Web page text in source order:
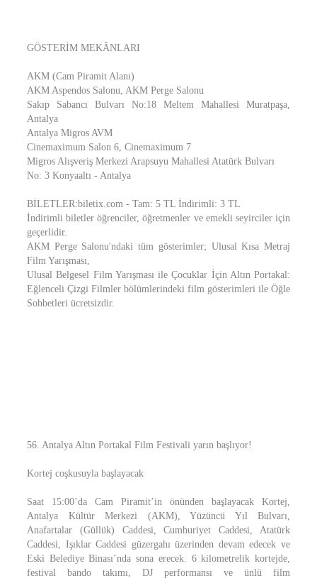
GÖSTERİM MEKÂNLARI
AKM (Cam Piramit Alanı)
AKM Aspendos Salonu, AKM Perge Salonu
Sakıp Sabancı Bulvarı No:18 Meltem Mahallesi Muratpaşa,
Antalya
Antalya Migros AVM
Cinemaximum Salon 6, Cinemaximum 7
Migros Alışveriş Merkezi Arapsuyu Mahallesi Atatürk Bulvarı
No: 3 Konyaaltı - Antalya
BİLETLER:biletix.com - Tam: 5 TL İndirimli: 3 TL
İndirimli biletler öğrenciler, öğretmenler ve emekli seyirciler için
geçerlidir.
AKM Perge Salonu'ndaki tüm gösterimler; Ulusal Kısa Metraj
Film Yarışması,
Ulusal Belgesel Film Yarışması ile Çocuklar İçin Altın Portakal:
Eğlenceli Çizgi Filmler bölümlerindeki film gösterimleri ile Öğle
Sohbetleri ücretsizdir.
56. Antalya Altın Portakal Film Festivali yarın başlıyor!
Kortej coşkusuyla başlayacak
Saat 15:00’da Cam Piramit’in önünden başlayacak Kortej,
Antalya Kültür Merkezi (AKM), Yüzüncü Yıl Bulvarı,
Anafartalar (Güllük) Caddesi, Cumhuriyet Caddesi, Atatürk
Caddesi, Işıklar Caddesi güzergahı üzerinden devam edecek ve
Eski Belediye Binası’nda sona erecek. 6 kilometrelik kortejde,
festival bando takımı, DJ performansı ve ünlü film